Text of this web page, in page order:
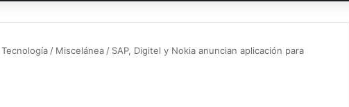
/ Miscelánea / SAP, Digitel y Nokia anuncian aplicación para